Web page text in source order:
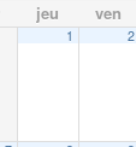
jeu ven
1 2